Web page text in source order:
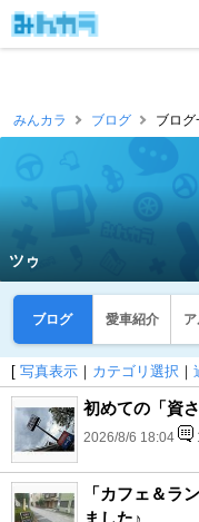
みんカラ ブログ ブログ
ツゥ
ブログ 愛車紹介
[ 写真表示 ｜ カテゴリ選択 ｜
初めての「資
2026/8/6 18:04
「カフェ＆ラ
ました♪